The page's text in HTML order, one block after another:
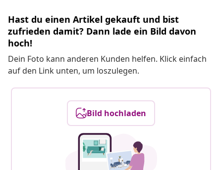
Hast du einen Artikel gekauft und bist
zufrieden damit? Dann lade ein Bild davon
hoch!
Dein Foto kann anderen Kunden helfen. Klick einfach
auf den Link unten, um loszulegen.
Bild hochladen